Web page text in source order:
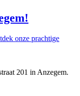
onze prachtige
201 in Anzegem.